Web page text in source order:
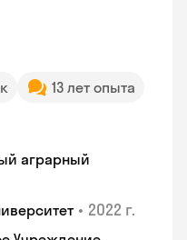
13 лет опыта
аграрный
• 2022 г.